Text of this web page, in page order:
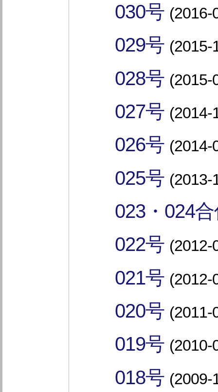
030号 (2016-
029号 (2015-
028号 (2015-
027号 (2014-
026号 (2014-
025号 (2013-
023・024
022号 (2012-
021号 (2012-
020号 (2011-
019号 (2010-
018号 (2009-